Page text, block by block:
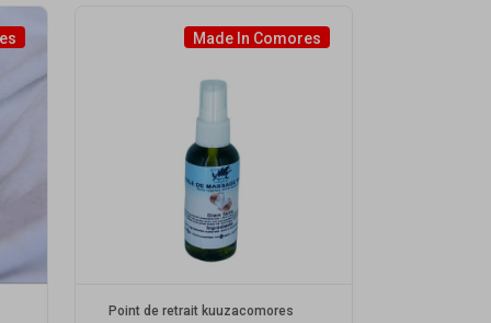
Made In Comores
Point de retrait kuuzacomores